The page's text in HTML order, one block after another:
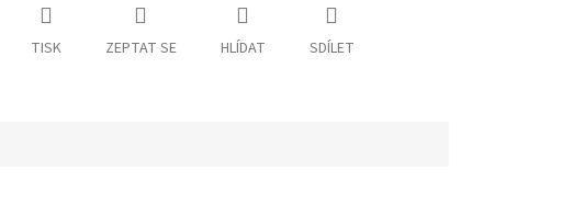
TISK ZEPTAT SE HLÍDAT SDÍLET